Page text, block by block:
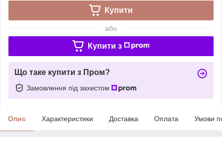
Купити
або
Купити з
Що таке купити з Пром?
Замовлення під захистом
Опис Характеристики Доставка Оплата Умови